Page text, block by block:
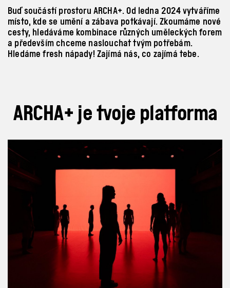
Buď součástí prostoru ARCHA+. Od ledna 2024 vytváříme
místo, kde se umění a zábava potkávají. Zkoumáme nové
cesty, hledáváme kombinace různých uměleckých forem
a především chceme naslouchat tvým potřebám.
Hledáme fresh nápady! Zajímá nás, co zajímá tebe.
ARCHA+ je tvoje platforma